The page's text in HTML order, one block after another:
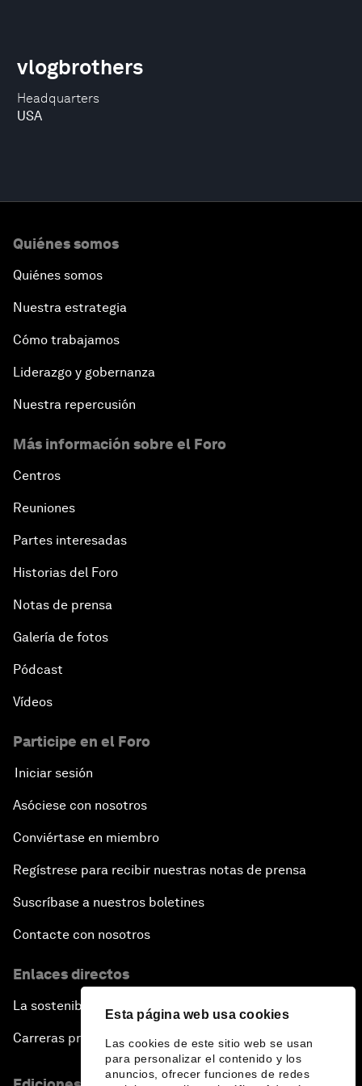
Esta página web usa cookies
Las cookies de este sitio web se usan
para personalizar el contenido y los
anuncios, ofrecer funciones de redes
Headquarters
USA
vlogbrothers
Quiénes somos
Quiénes somos
Nuestra estrategia
Cómo trabajamos
Liderazgo y gobernanza
Nuestra repercusión
Más información sobre el Foro
Centros
Reuniones
Partes interesadas
Historias del Foro
Notas de prensa
Galería de fotos
Pódcast
Vídeos
Participe en el Foro
Iniciar sesión
Asóciese con nosotros
Conviértase en miembro
Regístrese para recibir nuestras notas de prensa
Suscríbase a nuestros boletines
Contacte con nosotros
Enlaces directos
La sostenibilidad en el Foro
Carreras profesionales